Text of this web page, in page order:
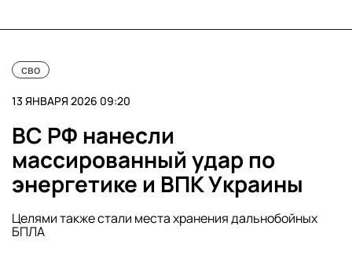
сво
13 ЯНВАРЯ 2026 09:20
ВС РФ нанесли
массированный удар по
энергетике и ВПК Украины
Целями также стали места хранения дальнобойных
БПЛА